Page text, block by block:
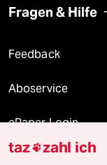
Fragen & Hilfe
Feedback
Aboservice
ePaper Login
Downloads für
taz zahl ich